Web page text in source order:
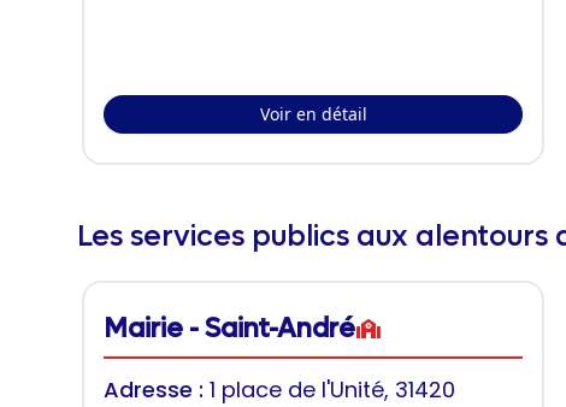
Voir en détail
Les services publics aux alentours
Mairie - Saint-André
Adresse : 1 place de l'Unité, 31420